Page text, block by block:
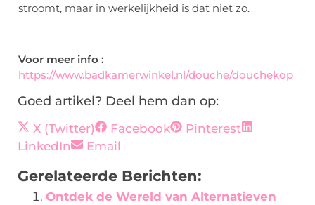
stroomt, maar in werkelijkheid is dat niet zo.
Voor meer info :
https://www.badkamerwinkel.nl/douche/douchekop
Goed artikel? Deel hem dan op:
X (Twitter) Facebook
Pinterest
LinkedIn
Email
Gerelateerde Berichten:
Ontdek de Wereld van Alternatieven